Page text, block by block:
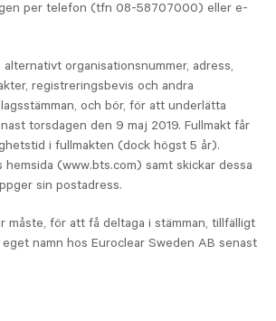
per telefon (tfn 08-58707000) eller e-
organisationsnummer, adress,
registreringsbevis och andra
och bör, för att underlätta
torsdagen den 9 maj 2019. Fullmakt får
i fullmakten (dock högst 5 år).
(www.bts.com) samt skickar dessa
sin postadress.
för att få deltaga i stämman, tillfälligt
namn hos Euroclear Sweden AB senast